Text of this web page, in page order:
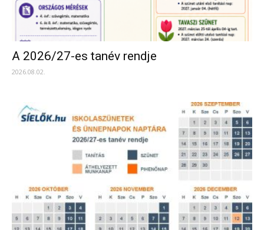
A 2026/27-es tanév rendje
2026.08.02.